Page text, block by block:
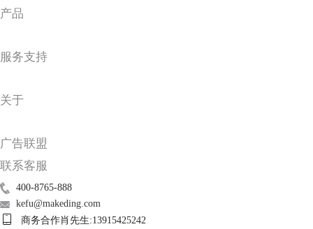
4、底纹填充，可以填充各种纹理效果。
产品
服务支持
关于
广告联盟
联系客服
400-8765-888
kefu@makeding.com
商务合作肖先生:13915425242